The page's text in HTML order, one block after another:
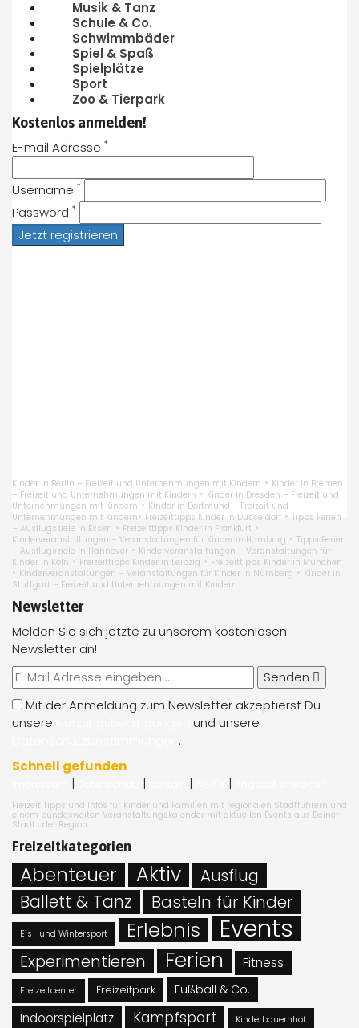
Musik & Tanz
Schule & Co.
Schwimmbäder
Spiel & Spaß
Spielplätze
Sport
Zoo & Tierpark
Kostenlos anmelden!
E-mail Adresse *
Username *
Password *
Jetzt registrieren
Kinder in Berlin – Freizeit und Unternehmungen mit Kindern • Kinder in Bremen
– Freizeit und Unternehmungen mit Kindern• Kinder in Dresden – Freizeit und
Unternehmungen mit Kindern • Kinder in Dortmund – Freizeit und
Unternehmungen mit Kindern• Freizeittipps Kinder in Düsseldorf • Tipps Ferien
– Ausflugsziele in Essen • Freizeittipps Kinder in Frankfurt •
Kinderveranstaltungen – Veranstaltungen für Kinder in Hamburg • Tipps Ferien
– Ausflugsziele in Hannover • Kinderveranstaltungen – Veranstaltungen für
Kinder in Köln • Freizeittipps Kinder in Leipzig • Freizeittipps Kinder in München
• Kinderveranstaltungen – Veranstaltungen für Kinder in Nürnberg • Kinder in
Stuttgart – Freizeit und Unternehmungen mit Kindern
Newsletter
Melden Sie sich jetzte zu unserem kostenlosen
Newsletter an!
Senden
Mit der Anmeldung zum Newsletter akzeptierst Du
unsere
und unsere
.
Schnell gefunden
| | | |
Freizeit Tipps und Infos für Kinder und Familien mit regionalen Stadtführern und
einem bundesweiten Veranstaltungskalender mit aktuellen Events aus Deiner
Stadt oder Region.
Freizeitkategorien
Abenteuer Aktiv Ausflug
Ballett & Tanz Basteln für Kinder
Eis- und Wintersport Erlebnis Events
Experimentieren Ferien Fitness
Freizeitcenter Freizeitpark Fußball & Co.
Indoorspielplatz Kampfsport Kinderbauernhof